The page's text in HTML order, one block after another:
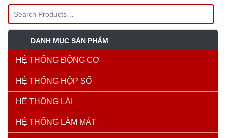
DANH MỤC SẢN PHẨM
HỆ THỐNG ĐỘNG CƠ
HỆ THỐNG HỘP SỐ
HỆ THỐNG LÁI
HỆ THỐNG LÀM MÁT